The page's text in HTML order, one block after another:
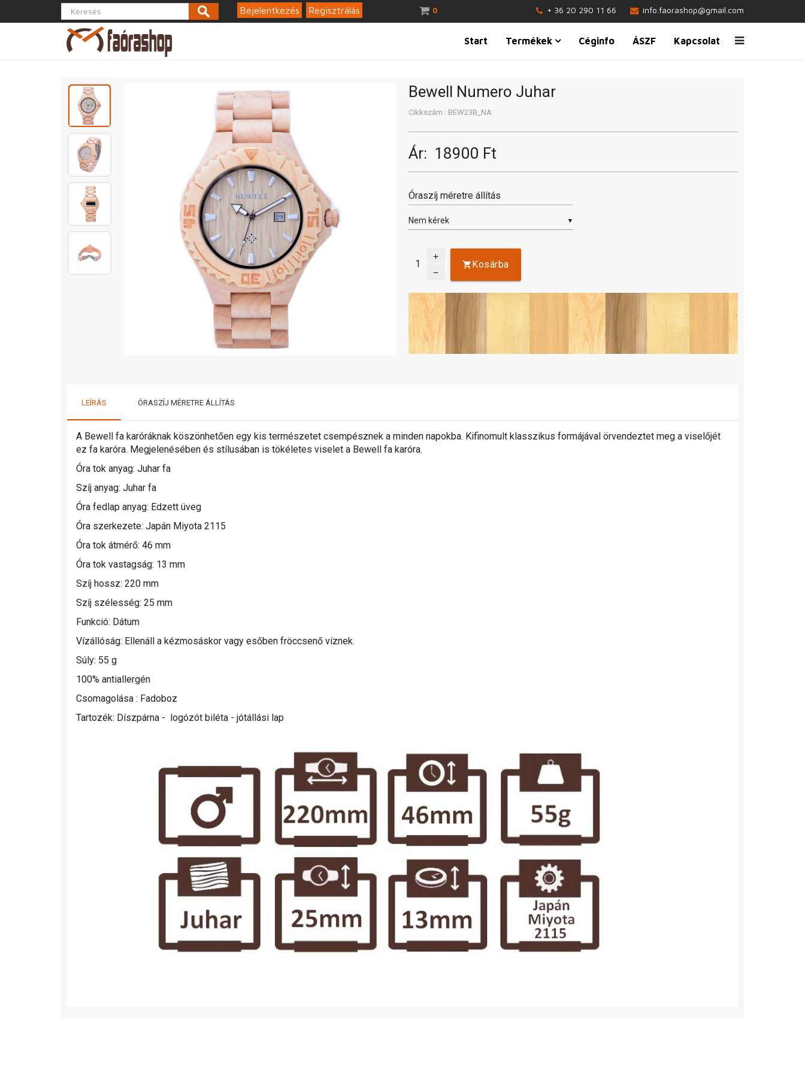
Bejelentkezés Regisztrálás 0 + 36 20 290 11 66 info.faorashop@gmail.com
Start Termékek Céginfo ÁSZF Kapcsolat
Bewell Numero Juhar
Cikkszám : BEW23B_NA
Ár: 18900 Ft
Óraszíj méretre állítás
▼
add
remove
Kosárba
LEÍRÁS ÓRASZÍJ MÉRETRE ÁLLÍTÁS
A Bewell fa karóráknak köszönhetően egy kis természetet csempésznek a minden napokba. Kifinomult klasszikus formájával örvendeztet meg a viselőjét
ez fa karóra. Megjelenésében és stílusában is tökéletes viselet a Bewell fa karóra.
Óra tok anyag: Juhar fa
Szíj anyag: Juhar fa
Óra fedlap anyag: Edzett üveg
Óra szerkezete: Japán Miyota 2115
Óra tok átmérő: 46 mm
Óra tok vastagság: 13 mm
Szíj hossz: 220 mm
Szíj szélesség: 25 mm
Funkció: Dátum
Vízállóság: Ellenáll a kézmosáskor vagy esőben fröccsenő víznek.
Súly: 55 g
100% antiallergén
Csomagolása : Fadoboz
Tartozék: Díszpárna - logózót biléta - jótállási lap